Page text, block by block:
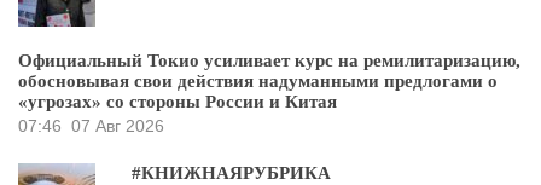
Официальный Токио усиливает курс на ремилитаризацию,
обосновывая свои действия надуманными предлогами о
«угрозах» со стороны России и Китая
07:46 07 Авг 2026
#КНИЖНАЯРУБРИКА